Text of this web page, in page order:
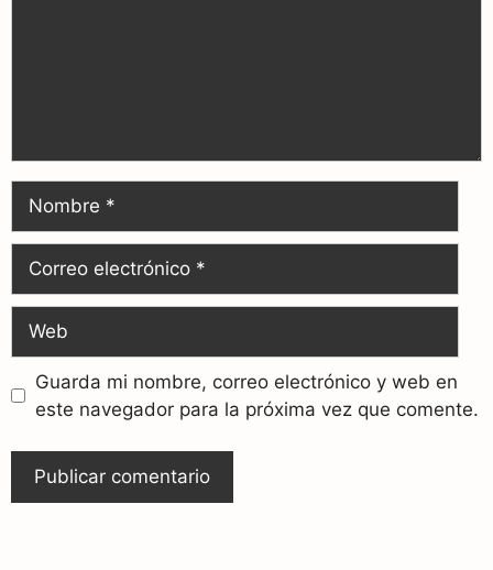
Guarda mi nombre, correo electrónico y web en
este navegador para la próxima vez que comente.